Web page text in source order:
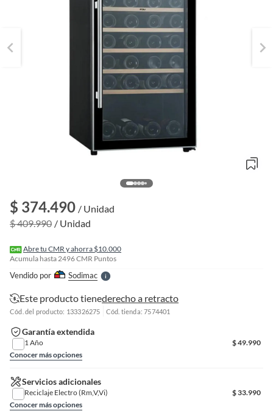
$ 374.490 / Unidad
$ 409.990 / Unidad
Abre tu CMR y ahorra $10.000
Acumula hasta2496CMR Puntos
Vendido por SodimacS
l
l
n
Este producto tienederecho a retracto
Cód. del producto: 133326275 Cód. tienda: 7574401
Garantía extendida
1 Año $49.990
Conocer más opciones
Servicios adicionales
Reciclaje Electro (Rm,V,Vi) $33.990
Conocer más opciones